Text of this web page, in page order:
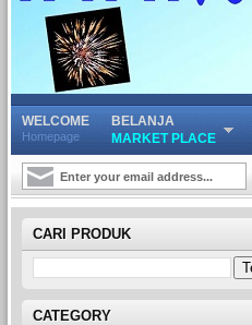
WELCOME
Homepage
BELANJA
MARKET PLACE
CARI PRODUK
CATEGORY